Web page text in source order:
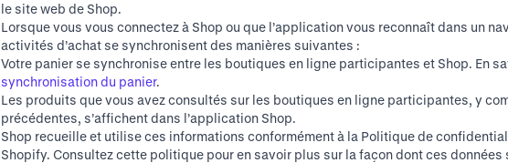
le site web de Shop.
Lorsque vous vous connectez à Shop ou que l’application vous reconnaît dans un
activités d’achat se synchronisent des manières suivantes :
Votre panier se synchronise entre les boutiques en ligne participantes et Shop. En
synchronisation du panier.
Les produits que vous avez consultés sur les boutiques en ligne participantes, y
précédentes, s’affichent dans l’application Shop.
Shop recueille et utilise ces informations conformément à la Politique de
Shopify. Consultez cette politique pour en savoir plus sur la façon dont ces données